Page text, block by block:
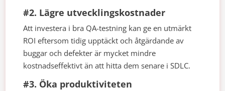
#2. Lägre utvecklingskostnader
Att investera i bra QA-testning kan ge en utmärkt
ROI eftersom tidig upptäckt och åtgärdande av
buggar och defekter är mycket mindre
kostnadseffektivt än att hitta dem senare i SDLC.
#3. Öka produktiviteten